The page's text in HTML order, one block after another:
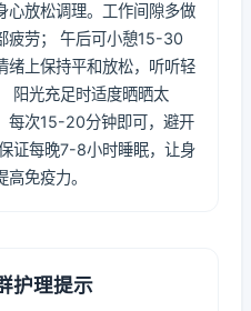
心放松调理。工作间隙多做
疲劳； 午后可小憩15-30
绪上保持平和放松，听听轻
阳光充足时适度晒晒太
每次15-20分钟即可，避开
证每晚7-8小时睡眠，让身
免疫力。
护理提示